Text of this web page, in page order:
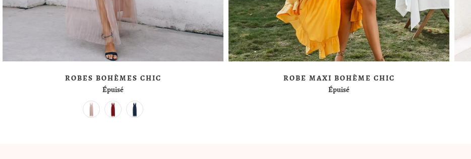
ROBES BOHÈMES CHIC
Épuisé
ROBE MAXI BOHÈME CHIC
Épuisé